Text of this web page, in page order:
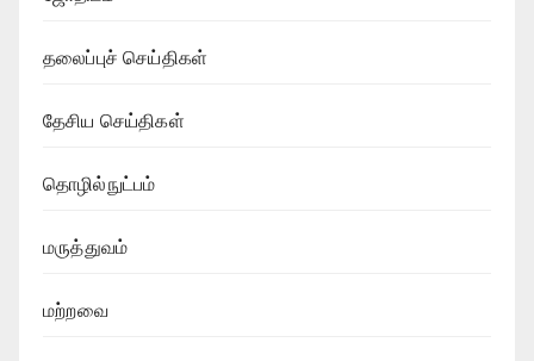
தலைப்புச் செய்திகள்
தேசிய செய்திகள்
தொழில்நுட்பம்
மருத்துவம்
மற்றவை